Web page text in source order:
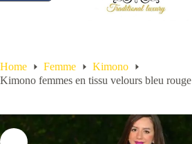
Home Femme
Kimono
Kimono femmes en tissu velours bleu rouge